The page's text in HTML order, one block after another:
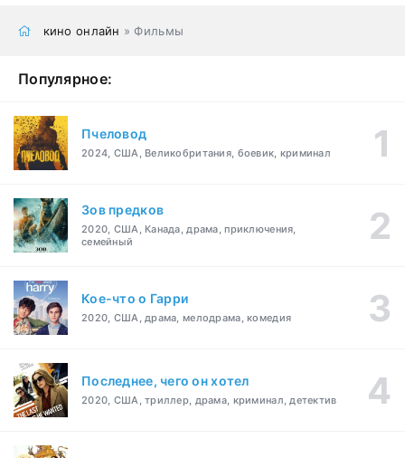
кино онлайн » Фильмы
Популярное:
Пчеловод
2024, США, Великобритания, боевик, криминал
Зов предков
2020, США, Канада, драма, приключения,
семейный
Кое-что о Гарри
2020, США, драма, мелодрама, комедия
Последнее, чего он хотел
2020, США, триллер, драма, криминал, детектив